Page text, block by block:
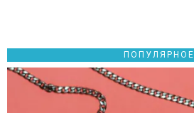
ПОПУЛЯРНОЕ